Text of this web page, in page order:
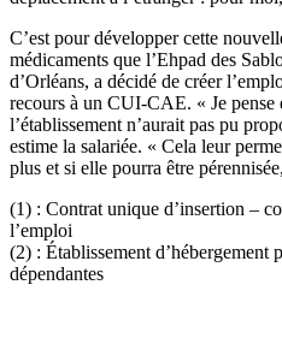
C’est pour développer cette
médicaments que l’Ehpad des
d’Orléans, a décidé de créer
recours à un CUI-CAE. « Je pense
l’établissement n’aurait pas pu
estime la salariée. « Cela leur
plus et si elle pourra être
(1) : Contrat unique d’insertion –
l’emploi
(2) : Établissement d’hébergement
dépendantes